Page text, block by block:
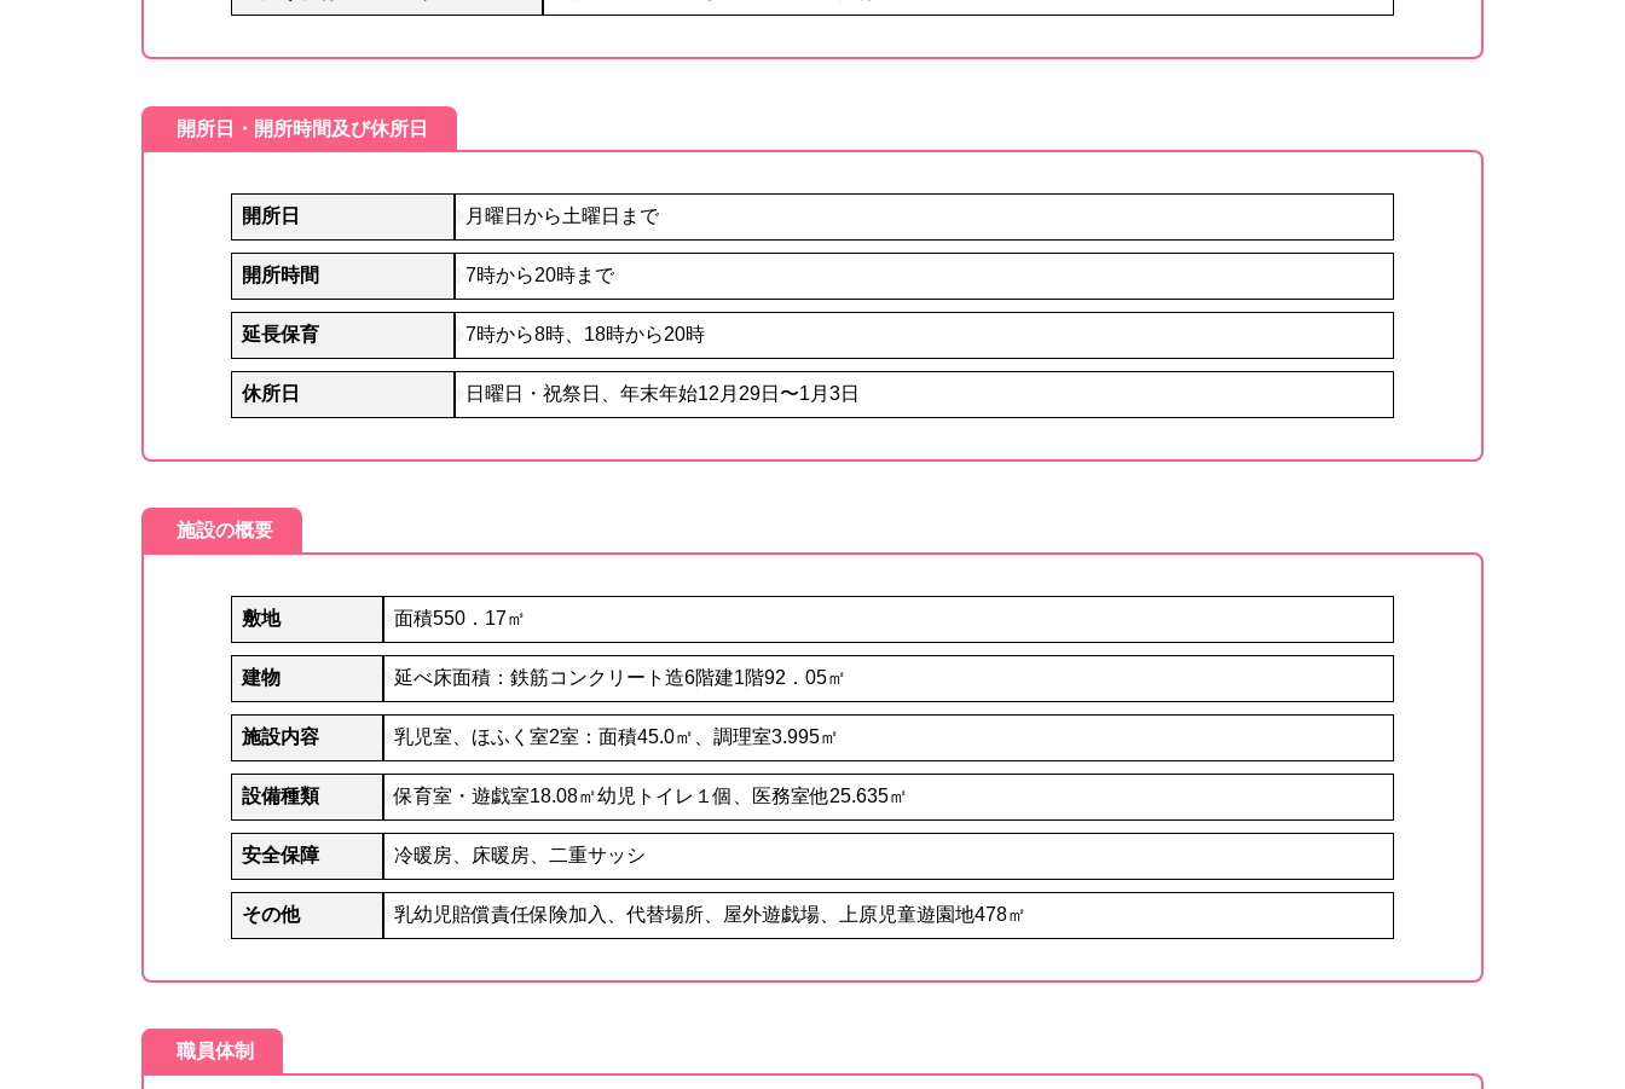
開所日・開所時間及び休所日
開所日 月曜日から土曜日まで
開所時間 7時から20時まで
延長保育 7時から8時、18時から20時
休所日 日曜日・祝祭日、年末年始12月29日〜1月3日
施設の概要
敷地 面積550．17㎡
建物 延べ床面積：鉄筋コンクリート造6階建1階92．05㎡
施設内容 乳児室、ほふく室2室：面積45.0㎡、調理室3.995㎡
設備種類 保育室・遊戯室18.08㎡幼児トイレ１個、医務室他25.635㎡
安全保障 冷暖房、床暖房、二重サッシ
その他 乳幼児賠償責任保険加入、代替場所、屋外遊戯場、上原児童遊園地478㎡
職員体制